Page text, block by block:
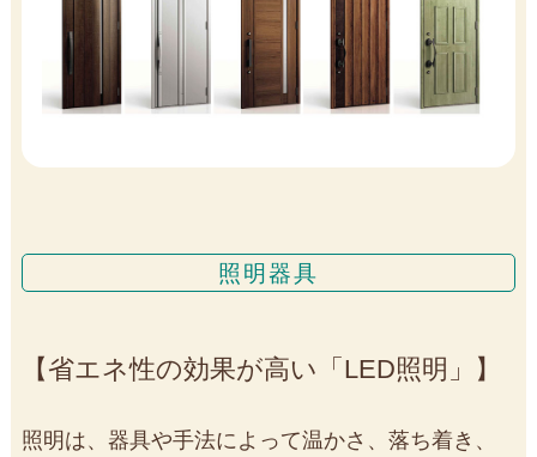
照明器具
省エネ性の効果が高い「LED照明」
照明は、器具や手法によって温かさ、落ち着き、